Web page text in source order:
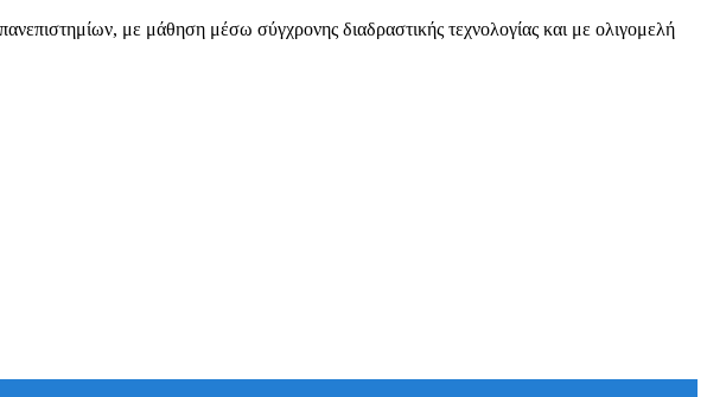
με μάθηση μέσω σύγχρονης διαδραστικής τεχνολογίας και με ολιγομελή